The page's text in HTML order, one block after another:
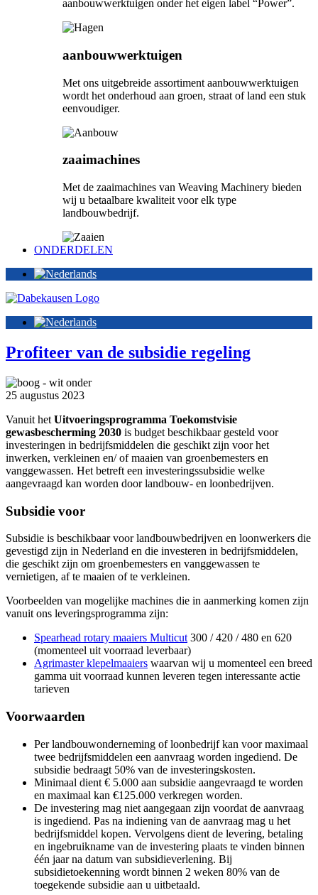
aanbouwwerktuigen onder het eigen label “Power”.
aanbouwwerktuigen
Met ons uitgebreide assortiment aanbouwwerktuigen
wordt het onderhoud aan groen, straat of land een stuk
eenvoudiger.
zaaimachines
Met de zaaimachines van Weaving Machinery bieden
wij u betaalbare kwaliteit voor elk type
landbouwbedrijf.
ONDERDELEN
Profiteer van de subsidie regeling
25 augustus 2023
Vanuit het Uitvoeringsprogramma Toekomstvisie
gewasbescherming 2030 is budget beschikbaar gesteld voor
investeringen in bedrijfsmiddelen die geschikt zijn voor het
inwerken, verkleinen en/ of maaien van groenbemesters en
vanggewassen. Het betreft een investeringssubsidie welke
aangevraagd kan worden door landbouw- en loonbedrijven.
Subsidie voor
Subsidie is beschikbaar voor landbouwbedrijven en loonwerkers die
gevestigd zijn in Nederland en die investeren in bedrijfsmiddelen,
die geschikt zijn om groenbemesters en vanggewassen te
vernietigen, af te maaien of te verkleinen.
Voorbeelden van mogelijke machines die in aanmerking komen zijn
vanuit ons leveringsprogramma zijn:
Spearhead rotary maaiers Multicut 300 / 420 / 480 en 620
(momenteel uit voorraad leverbaar)
Agrimaster klepelmaaiers waarvan wij u momenteel een breed
gamma uit voorraad kunnen leveren tegen interessante actie
tarieven
Voorwaarden
Per landbouwonderneming of loonbedrijf kan voor maximaal
twee bedrijfsmiddelen een aanvraag worden ingediend. De
subsidie bedraagt 50% van de investeringskosten.
Minimaal dient € 5.000 aan subsidie aangevraagd te worden
en maximaal kan €125.000 verkregen worden.
De investering mag niet aangegaan zijn voordat de aanvraag
is ingediend. Pas na indiening van de aanvraag mag u het
bedrijfsmiddel kopen. Vervolgens dient de levering, betaling
en ingebruikname van de investering plaats te vinden binnen
één jaar na datum van subsidieverlening. Bij
subsidietoekenning wordt binnen 2 weken 80% van de
toegekende subsidie aan u uitbetaald.